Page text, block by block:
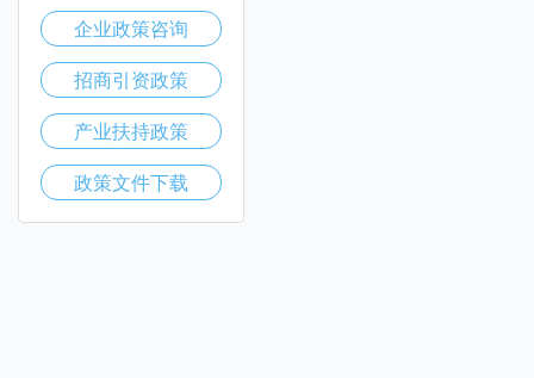
企业政策咨询
招商引资政策
产业扶持政策
政策文件下载